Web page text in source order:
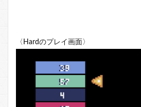
〈Hardのプレイ画面〉